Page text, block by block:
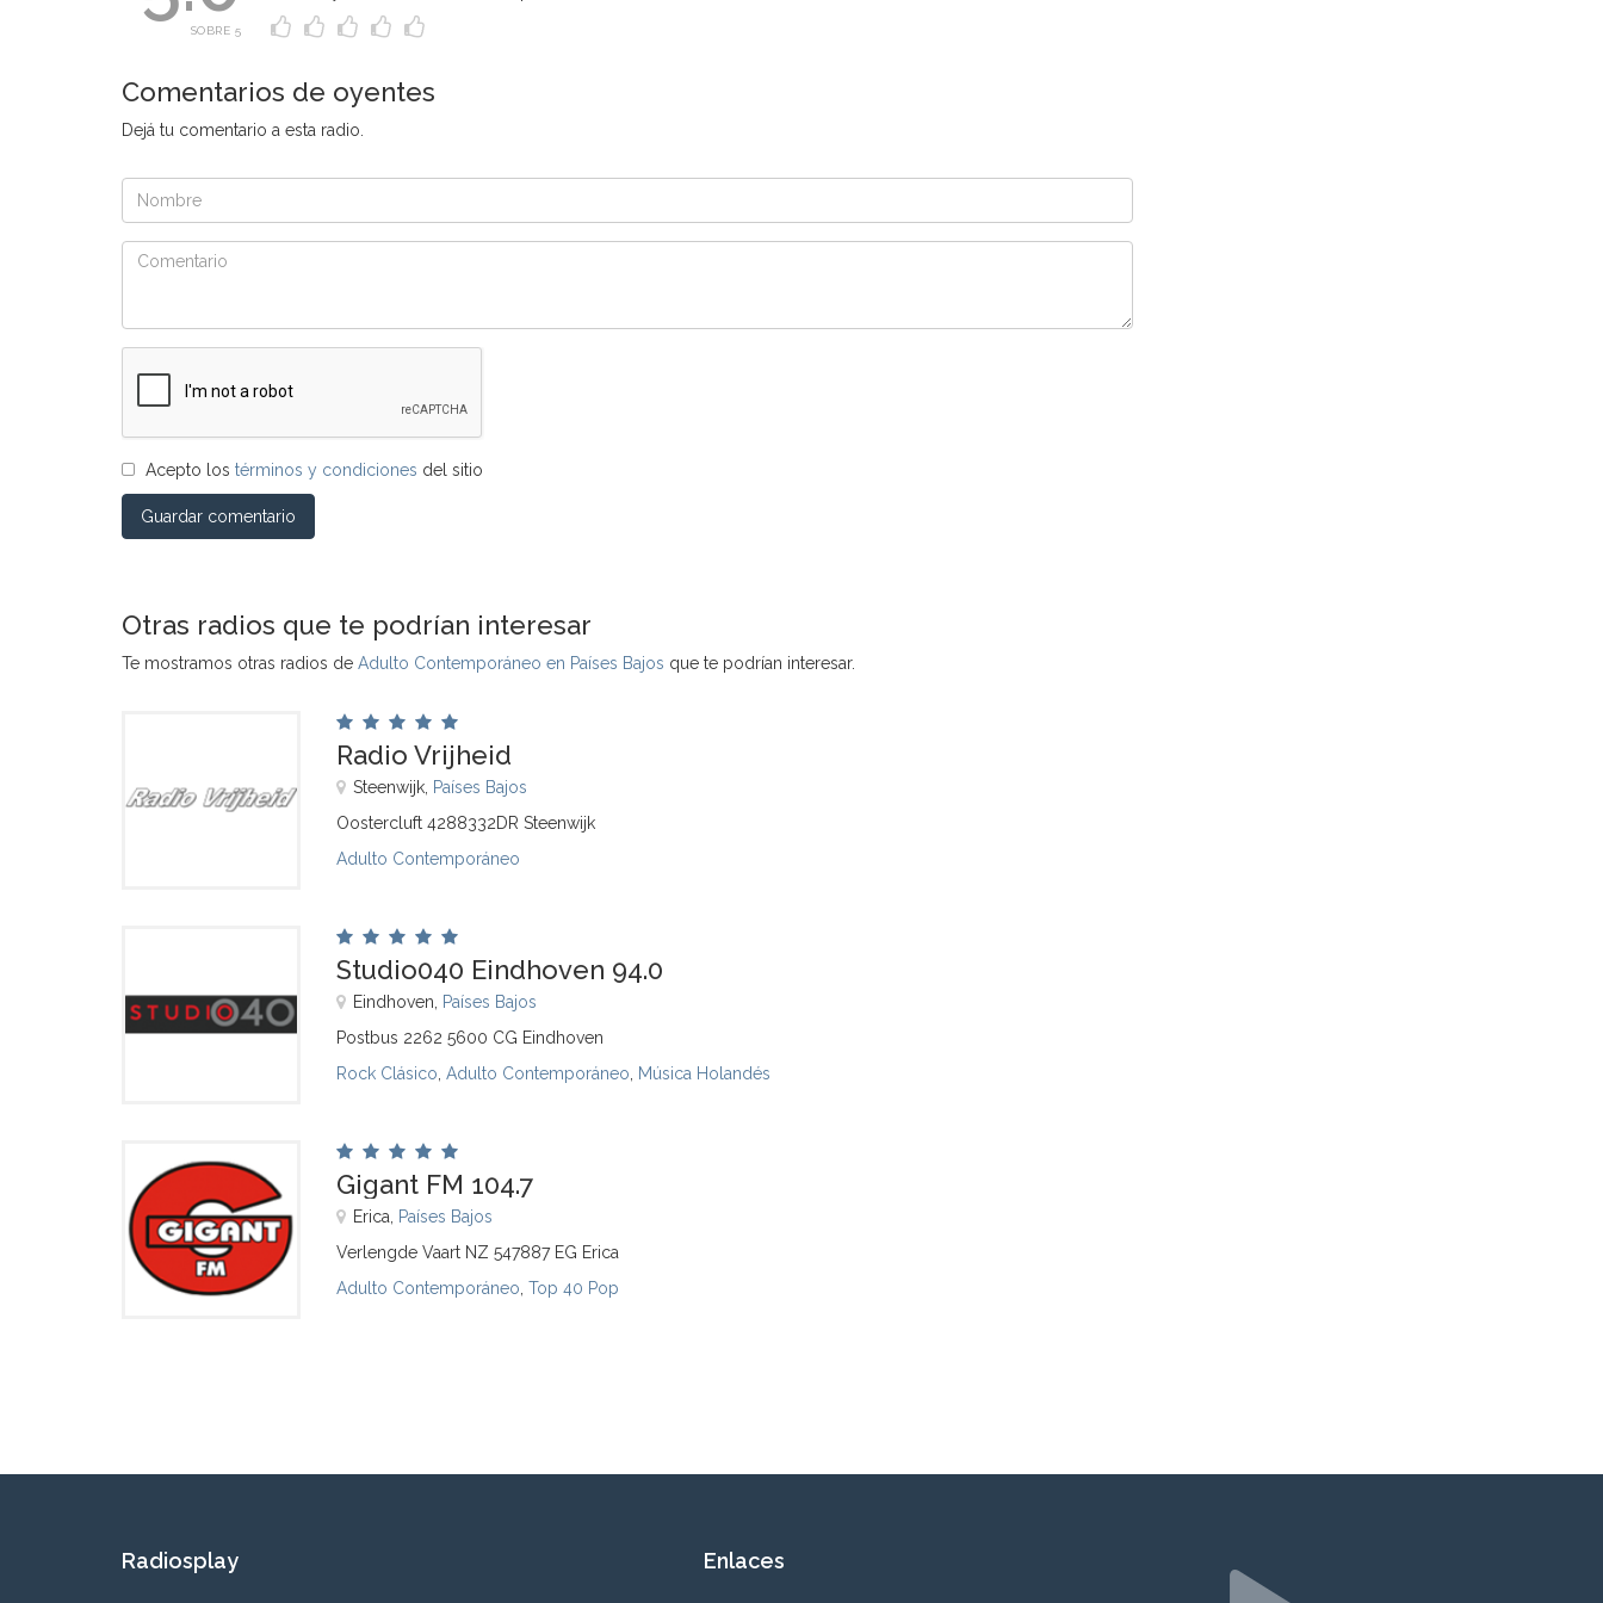
SOBRE 5
Comentarios de oyentes
Dejá tu comentario a esta radio.
Acepto los términos y condiciones del sitio
Guardar comentario
Otras radios que te podrían interesar
Te mostramos otras radios de Adulto Contemporáneo en Países Bajos que te podrían interesar.
Radio Vrijheid
Steenwijk, Países Bajos
Oostercluft 4288332DR Steenwijk
Adulto Contemporáneo
Studio040 Eindhoven 94.0
Eindhoven,
Países Bajos
Postbus 2262 5600 CG Eindhoven
Rock Clásico Adulto Contemporáneo Música Holandés
Gigant FM 104.7
Erica,
Países Bajos
Verlengde Vaart NZ 547887 EG Erica
Adulto Contemporáneo Top 40 Pop
Radiosplay Enlaces